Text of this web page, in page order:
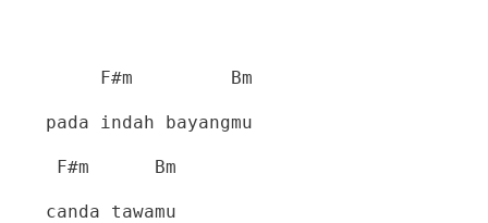
F#m Bm
pada indah bayangmu
F#m Bm
canda tawamu